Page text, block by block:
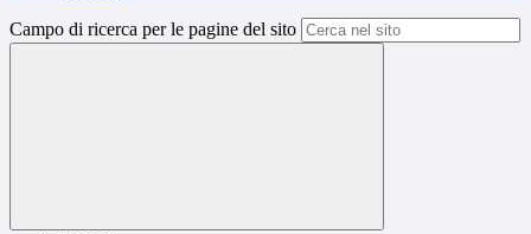
Campo di ricerca per le pagine del sito